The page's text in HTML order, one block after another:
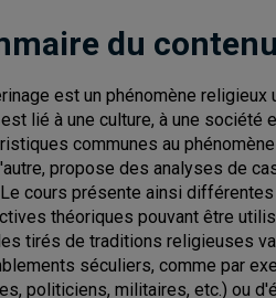
du contenu
est un phénomène
lié à une culture, à une société
communes au
propose des analyses de
cours présente ainsi
théoriques pouvant être
tirés de traditions religieuses
séculiers, comme par
politiciens, militaires, etc.) ou